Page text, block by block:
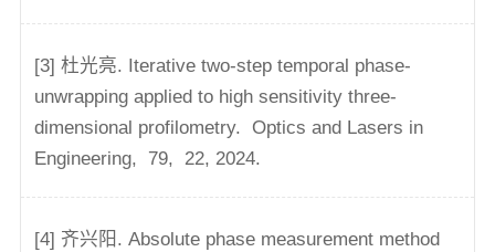
[3] 杜光亮. Iterative two-step temporal phase-
unwrapping applied to high sensitivity three-
dimensional profilometry. Optics and Lasers in
Engineering,
79, 22, 2024.
[4] 齐兴阳. Absolute phase measurement method